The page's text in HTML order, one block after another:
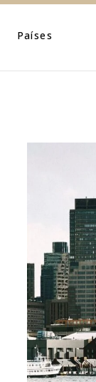
Países
Centroamérica